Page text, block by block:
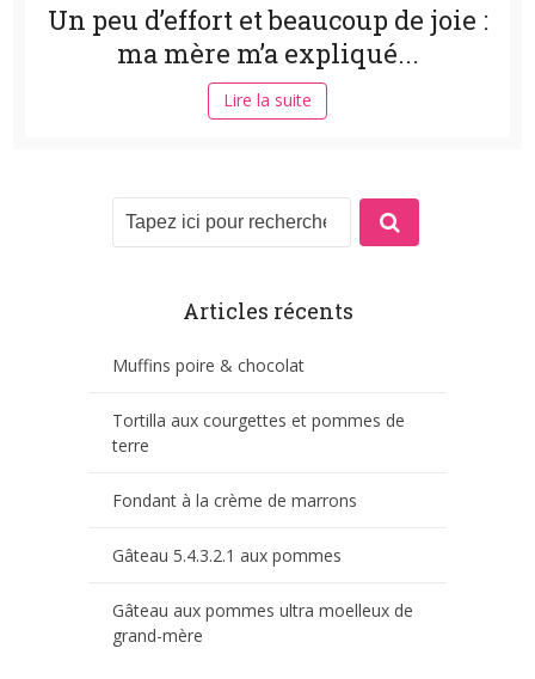
Un peu d’effort et beaucoup de joie :
ma mère m’a expliqué...
Lire la suite
Articles récents
Muffins poire & chocolat
Tortilla aux courgettes et pommes de
terre
Fondant à la crème de marrons
Gâteau 5.4.3.2.1 aux pommes
Gâteau aux pommes ultra moelleux de
grand-mère